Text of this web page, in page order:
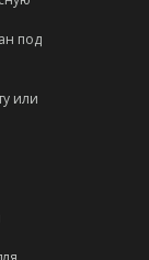
под
или